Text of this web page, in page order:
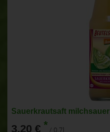
Sauerkrautsaft milchsauer
3,20 € * / 0,7l